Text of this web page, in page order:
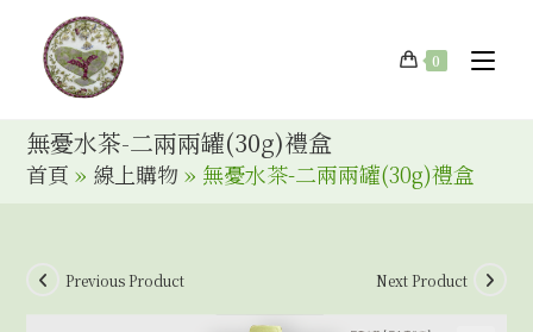
0
無憂水茶-二兩兩罐(30g)禮盒
首頁 » 線上購物 » 無憂水茶-二兩兩罐(30g)禮盒
Previous Product Next Product